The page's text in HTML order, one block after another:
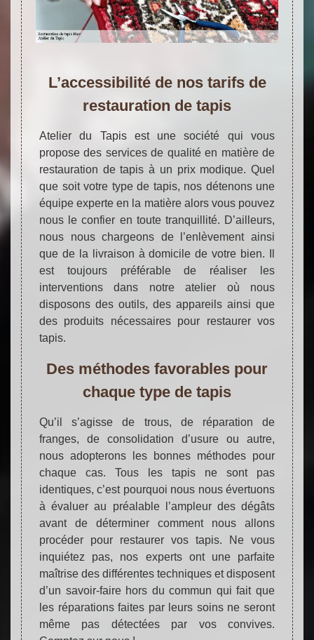
L’accessibilité de nos tarifs de
restauration de tapis
Atelier du Tapis est une société qui vous
propose des services de qualité en matière de
restauration de tapis à un prix modique. Quel
que soit votre type de tapis, nos détenons une
équipe experte en la matière alors vous pouvez
nous le confier en toute tranquillité. D’ailleurs,
nous nous chargeons de l’enlèvement ainsi
que de la livraison à domicile de votre bien. Il
est toujours préférable de réaliser les
interventions dans notre atelier où nous
disposons des outils, des appareils ainsi que
des produits nécessaires pour restaurer vos
tapis.
Des méthodes favorables pour
chaque type de tapis
Qu’il s’agisse de trous, de réparation de
franges, de consolidation d’usure ou autre,
nous adopterons les bonnes méthodes pour
chaque cas. Tous les tapis ne sont pas
identiques, c’est pourquoi nous nous évertuons
à évaluer au préalable l’ampleur des dégâts
avant de déterminer comment nous allons
procéder pour restaurer vos tapis. Ne vous
inquiétez pas, nos experts ont une parfaite
maîtrise des différentes techniques et disposent
d’un savoir-faire hors du commun qui fait que
les réparations faites par leurs soins ne seront
même pas détectées par vos convives.